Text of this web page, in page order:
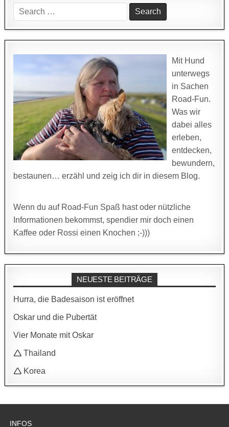
Search
for:
Mit Hund
unterwegs
in Sachen
Road-Fun.
Was wir
dabei alles
erleben,
entdecken,
bewundern,
bestaunen… erzähl und zeig ich dir in diesem Blog.
Wenn du auf Road-Fun Spaß hast oder nützliche
Informationen bekommst, spendier mir doch einen
Kaffee oder Rossi einen Knochen ;-)))
NEUESTE BEITRÄGE
Hurra, die Badesaison ist eröffnet
Oskar und die Pubertät
Vier Monate mit Oskar
🛆 Thailand
🛆 Korea
INFOS